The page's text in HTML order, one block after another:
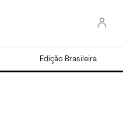
Edição Brasileira